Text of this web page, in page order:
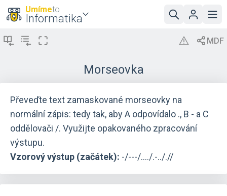
Umímeto
Informatika
Morseovka
Převeďte text zamaskované morseovky na
normální zápis: tedy tak, aby A odpovídalo ., B - a C
oddělovači /. Využijte opakovaného zpracování
výstupu.
Vzorový výstup (začátek): -/---/..../.-.././/